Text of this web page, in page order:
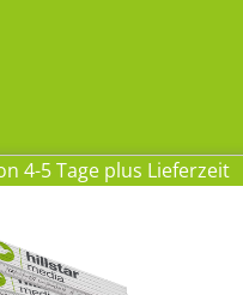
4-5 Tage plus Lieferzeit